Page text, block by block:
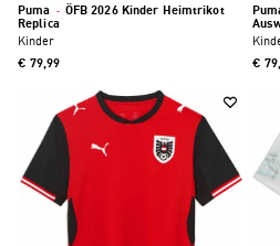
Puma · ÖFB 2026 Kinder Heimtrikot
Replica
Kinder
€ 79,99
€